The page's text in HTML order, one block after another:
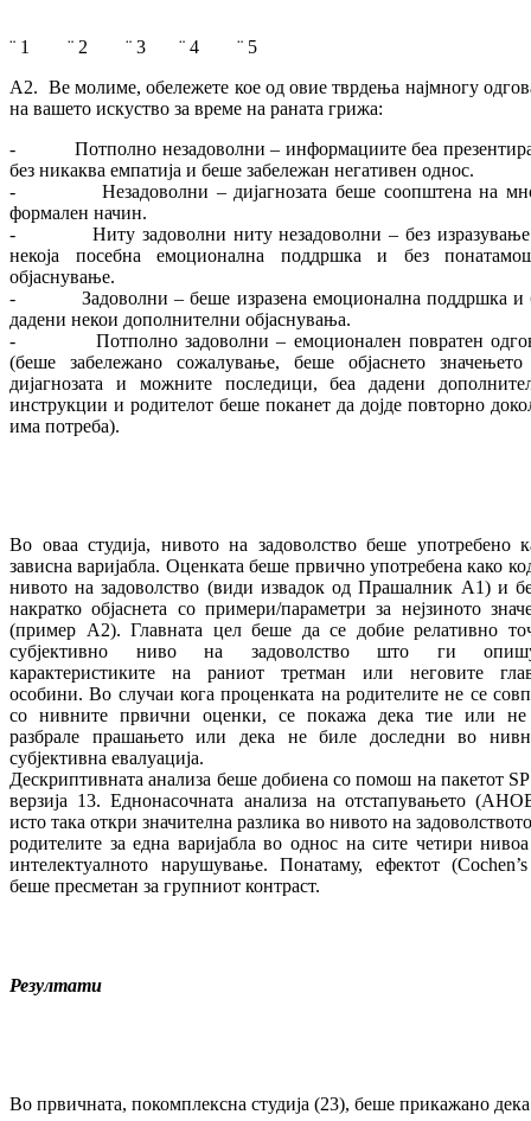
¨ 1 ¨ 2 ¨ 3 ¨ 4 ¨ 5
A2. Ве молиме, обележете кое од овие тврдења најмногу
на вашето искуство за време на раната грижа:
- Потполно незадоволни – информациите беа
без никаква емпатија и беше забележан негативен однос.
- Незадоволни – дијагнозата беше соопштена на
формален начин.
- Ниту задоволни ниту незадоволни – без
некоја посебна емоционална поддршка и без
објаснување.
- Задоволни – беше изразена емоционална поддршка и
дадени некои дополнителни објаснувања.
- Потполно задоволни – емоционален повратен
(беше забележано сожалување, беше објаснето
дијагнозата и можните последици, беа дадени
инструкции и родителот беше поканет да дојде повторно
има потреба).
Во оваа студија, нивото на задоволство беше употребено
зависна варијабла. Оценката беше првично употребена како
нивото на задоволство (види извадок од Прашалник А1) и
накратко објаснета со примери/параметри за нејзиното
(пример А2). Главната цел беше да се добие релативно
субјективно ниво на задоволство што ги
карактеристиките на раниот третман или неговите
особини. Во случаи кога проценката на родителите не се
со нивните првични оценки, се покажа дека тие или
разбрале прашањето или дека не биле доследни во
субјективна евалуација.
Дескриптивната анализа беше добиена со помош на пакетот
верзија 13. Еднонасочната анализа на отстапувањето
исто така откри значителна разлика во нивото на
родителите за една варијабла во однос на сите четири
интелектуалното нарушување. Понатаму, ефектот
беше пресметан за групниот контраст.
Резултати
Во првичната, покомплексна студија (23), беше прикажано дека